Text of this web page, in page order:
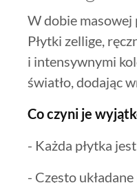
W dobie masowej
Płytki zellige,
i intensywnymi
światło, dodając
Co czyni je
- Każda płytka
- Często